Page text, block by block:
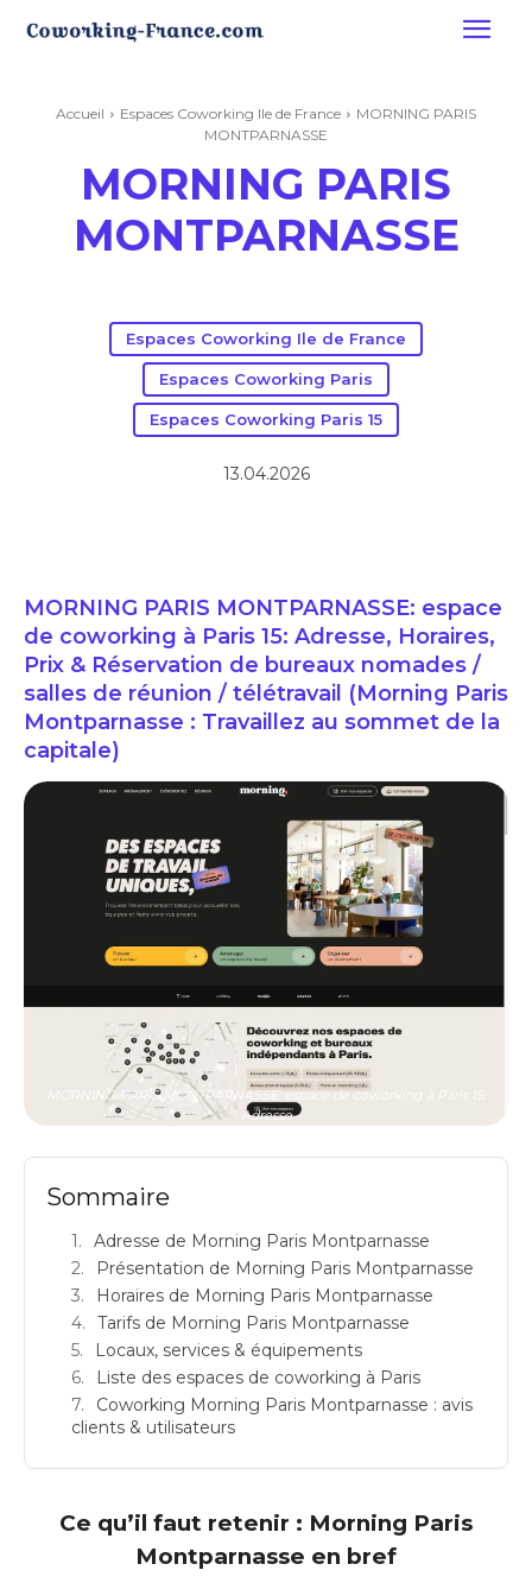
Accueil Espaces Coworking Ile de France
MORNING PARIS
MONTPARNASSE
MORNING PARIS
MONTPARNASSE
Espaces Coworking Ile de France
Espaces Coworking Paris
Espaces Coworking Paris 15
13.04.2026
MORNING PARIS MONTPARNASSE: espace
de coworking à Paris 15: Adresse, Horaires,
Prix & Réservation de bureaux nomades /
salles de réunion / télétravail (Morning Paris
Montparnasse : Travaillez au sommet de la
capitale)
MORNING PARIS MONTPARNASSE: espace de coworking à Paris 15:
Adresse
Sommaire
Adresse de Morning Paris Montparnasse
Présentation de Morning Paris Montparnasse
Horaires de Morning Paris Montparnasse
Tarifs de Morning Paris Montparnasse
Locaux, services & équipements
Liste des espaces de coworking à Paris
Coworking Morning Paris Montparnasse : avis
clients & utilisateurs
Ce qu’il faut retenir : Morning Paris
Montparnasse en bref